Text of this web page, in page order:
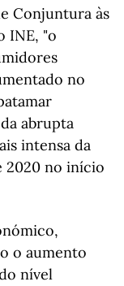
Conjuntura às
INE, "o
no
abrupta
intensa da
2020 no início
o aumento
nível